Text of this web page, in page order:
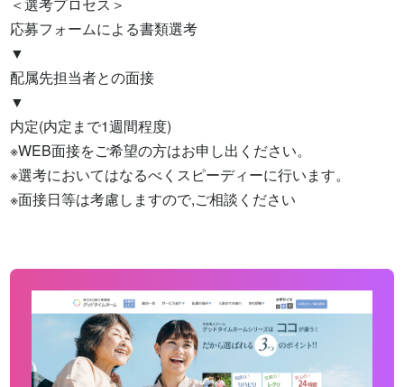
＜選考プロセス＞
応募フォームによる書類選考
▼
配属先担当者との面接
▼
内定(内定まで1週間程度)
※WEB面接をご希望の方はお申し出ください。
※選考においてはなるべくスピーディーに行います。
※面接日等は考慮しますので,ご相談ください